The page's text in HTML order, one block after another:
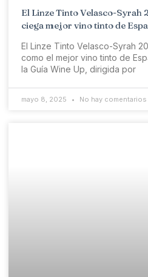
El Linze Tinto Velasco-Syrah
ciega mejor vino tinto de
El Linze Tinto Velasco-Syrah
como el mejor vino tinto de
la Guía Wine Up, dirigida por
mayo 8, 2025 No hay comentarios